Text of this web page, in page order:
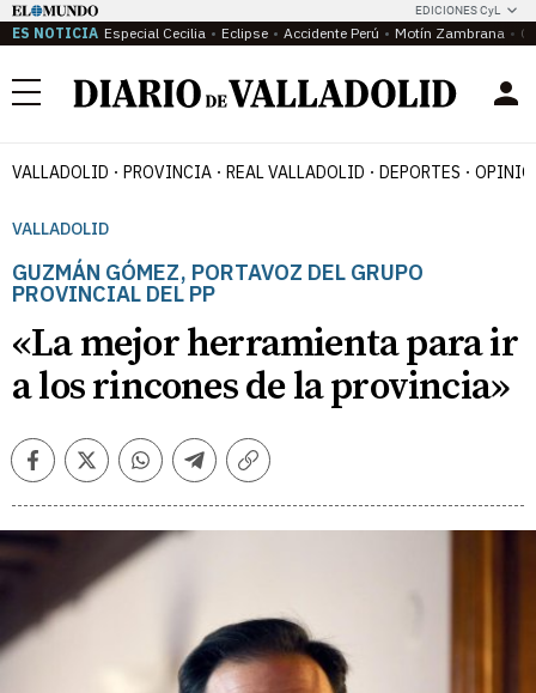
EDICIONES CyL
ES NOTICIA Especial Cecilia Eclipse Accidente Perú Motín Zambrana
Menú
VALLADOLID PROVINCIA REAL VALLADOLID DEPORTES
VALLADOLID
GUZMÁN GÓMEZ, PORTAVOZ DEL GRUPO
PROVINCIAL DEL PP
«La mejor herramienta para ir
a los rincones de la provincia»
FacebookTwitterWhatsappTelegramCopiar